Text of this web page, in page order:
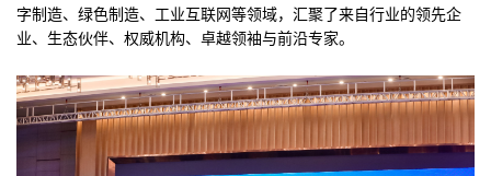
字制造、绿色制造、工业互联网等领域，汇聚了来自行业的领先企
业、生态伙伴、权威机构、卓越领袖与前沿专家。